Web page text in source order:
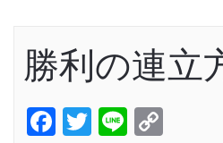
勝利の連立
Facebook
Twitter
Line